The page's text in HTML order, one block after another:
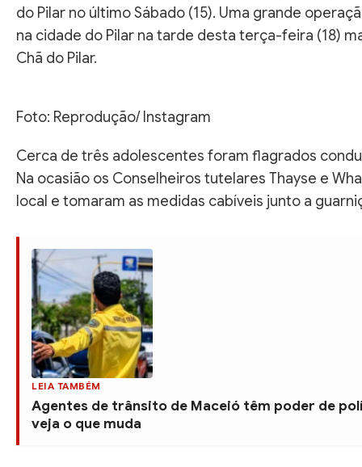
do Pilar no último Sábado (15). Uma grande
na cidade do Pilar na tarde desta terça-feira (18)
Chã do Pilar.
Foto: Reprodução/ Instagram
Cerca de três adolescentes foram flagrados
Na ocasião os Conselheiros tutelares Thayse e
local e tomaram as medidas cabíveis junto a
LEIA TAMBÉM
Agentes de trânsito de Maceió têm poder de
veja o que muda